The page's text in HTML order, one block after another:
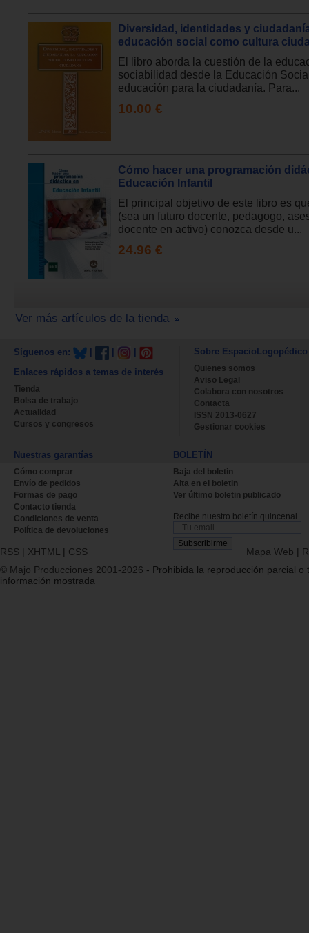
Diversidad, identidades y
educación social como cultura
El libro aborda la cuestión de la
sociabilidad desde la Educación
educación para la ciudadanía. Para...
10.00 €
Cómo hacer una programación
Educación Infantil
El principal objetivo de este libro es
(sea un futuro docente, pedagogo,
docente en activo) conozca desde u...
24.96 €
Ver más artículos de la tienda
Síguenos en:
Enlaces rápidos a temas de interés
Tienda
Bolsa de trabajo
Actualidad
Cursos y congresos
Sobre EspacioLogopédico
Quienes somos
Aviso Legal
Colabora con nosotros
Contacta
ISSN 2013-0627
Gestionar cookies
Nuestras garantías
Cómo comprar
Envío de pedidos
Formas de pago
Contacto tienda
Condiciones de venta
Política de devoluciones
BOLETÍN
Baja del boletin
Alta en el boletin
Ver último boletin publicado
Recibe nuestro boletín quincenal.
RSS | XHTML | CSS Mapa Web |
© Majo Producciones 2001-2026 - Prohibida la reproducción parcial o
información mostrada